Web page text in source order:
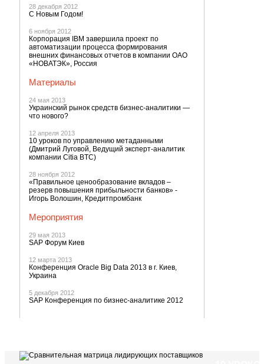
28 декабря 2012
С Новым Годом!
6 ноября 2012
Корпорация IBM завершила проект по
автоматизации процесса формирования
внешних финансовых отчетов в компании ОАО
«НОВАТЭК», Россия
Материалы
24 мая 2013
Украинский рынок средств бизнес-аналитики —
что нового?
12 апреля 2013
10 уроков по управлению метаданными
(Дмитрий Луговой, Ведущий эксперт-аналитик
компании Citia BTC)
28 ноября 2012
«Правильное ценообразование вкладов –
резерв повышения прибыльности банков» -
Игорь Волошин, Кредитпромбанк
Мероприятия
29 мая 2013
SAP Форум Киев
12 марта 2013
Конференция Oracle Big Data 2013 в г. Киев,
Украина
5 декабря 2012
SAP Конференция по бизнес-аналитике 2012